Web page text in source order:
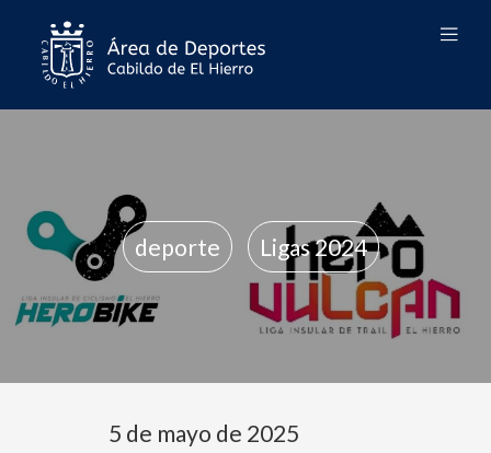
deporte Ligas 2024
5 de mayo de 2025